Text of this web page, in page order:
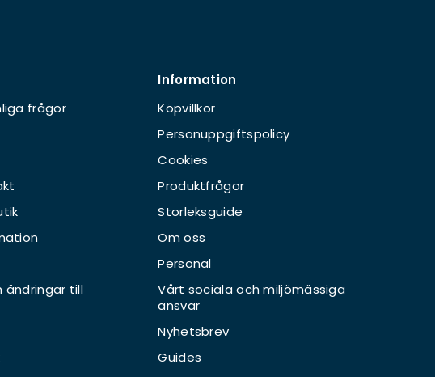
frågor
ändringar till
Information
Köpvillkor
Personuppgiftspolicy
Cookies
Produktfrågor
Storleksguide
Om oss
Personal
Vårt sociala och miljömässiga
ansvar
Nyhetsbrev
Guides